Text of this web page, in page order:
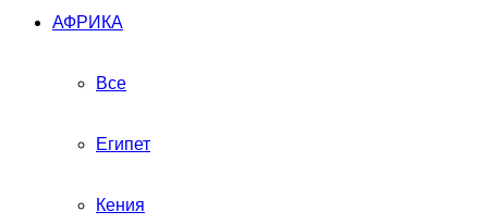
АФРИКА
Все
Египет
Кения